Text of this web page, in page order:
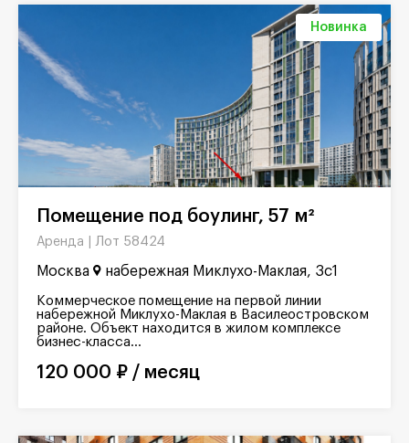
Новинка
Помещение под боулинг, 57 м²
Аренда | Лот 58424
Москва набережная Миклухо-Маклая, 3с1
Коммерческое помещение на первой линии
набережной Миклухо-Маклая в Василеостровском
районе. Объект находится в жилом комплексе
бизнес-класса...
120 000 ₽ / месяц